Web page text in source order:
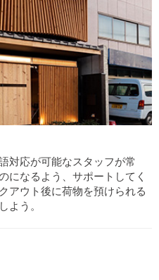
対応が可能なスタッフが常
になるよう、サポートしてく
アウト後に荷物を預けられる
よう。